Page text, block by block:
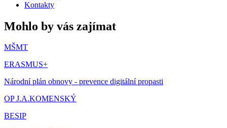
Kontakty
Mohlo by vás zajímat
MŠMT
ERASMUS+
Národní plán obnovy - prevence digitální propasti
OP J.A.KOMENSKÝ
BESIP